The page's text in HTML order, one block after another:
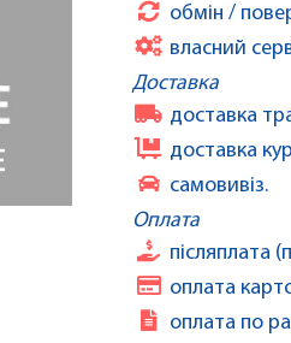
обмін /
власний
Доставка
доставка
доставка
самовивіз.
Оплата
післяплата
оплата
оплата по